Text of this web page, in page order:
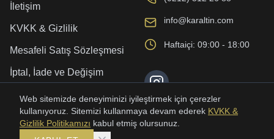
İletişim
KVKK & Gizlilik
Mesafeli Satış Sözleşmesi
İptal, İade ve Değişim
Kargo ve Teslimat
info@karaltin.com
Haftaiçi: 09:00 - 18:00
Web sitemizde deneyiminizi iyileştirmek için çerezler
kullanıyoruz. Sitemizi kullanmaya devam ederek KVKK &
Gizlilik Politikamızı kabul etmiş olursunuz.